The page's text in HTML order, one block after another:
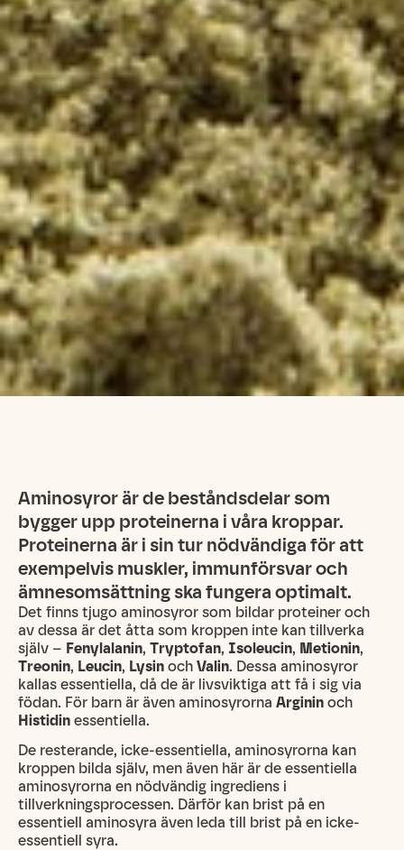
Aminosyror är de beståndsdelar som
bygger upp proteinerna i våra kroppar.
Proteinerna är i sin tur nödvändiga för att
exempelvis muskler, immunförsvar och
ämnesomsättning ska fungera optimalt.
Det finns tjugo aminosyror som bildar proteiner och
av dessa är det åtta som kroppen inte kan tillverka
själv – Fenylalanin, Tryptofan, Isoleucin, Metionin,
Treonin, Leucin, Lysin och Valin. Dessa aminosyror
kallas essentiella, då de är livsviktiga att få i sig via
födan. För barn är även aminosyrorna Arginin och
Histidin essentiella.
De resterande, icke-essentiella, aminosyrorna kan
kroppen bilda själv, men även här är de essentiella
aminosyrorna en nödvändig ingrediens i
tillverkningsprocessen. Därför kan brist på en
essentiell aminosyra även leda till brist på en icke-
essentiell syra.